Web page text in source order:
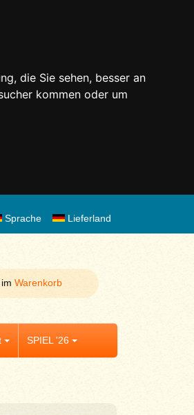
die Sie sehen, besser an
kommen oder um
Lieferland
Sprache
im Warenkorb
SPIEL '26